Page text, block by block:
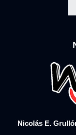
Nicolás E.